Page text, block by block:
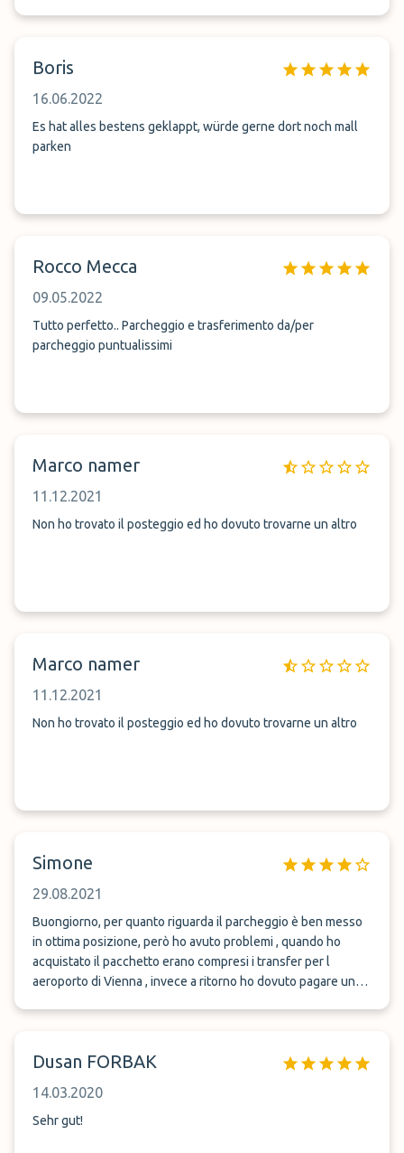
Boris
16.06.2022
Es hat alles bestens geklappt, würde gerne dort noch mall
parken
Rocco Mecca
09.05.2022
Tutto perfetto.. Parcheggio e trasferimento da/per
parcheggio puntualissimi
Marco namer
11.12.2021
Non ho trovato il posteggio ed ho dovuto trovarne un altro
Marco namer
11.12.2021
Non ho trovato il posteggio ed ho dovuto trovarne un altro
Simone
29.08.2021
Buongiorno, per quanto riguarda il parcheggio è ben messo
in ottima posizione, però ho avuto problemi , quando ho
acquistato il pacchetto erano compresi i transfer per l
aeroporto di Vienna , invece a ritorno ho dovuto pagare un
Dusan FORBAK
14.03.2020
Sehr gut!